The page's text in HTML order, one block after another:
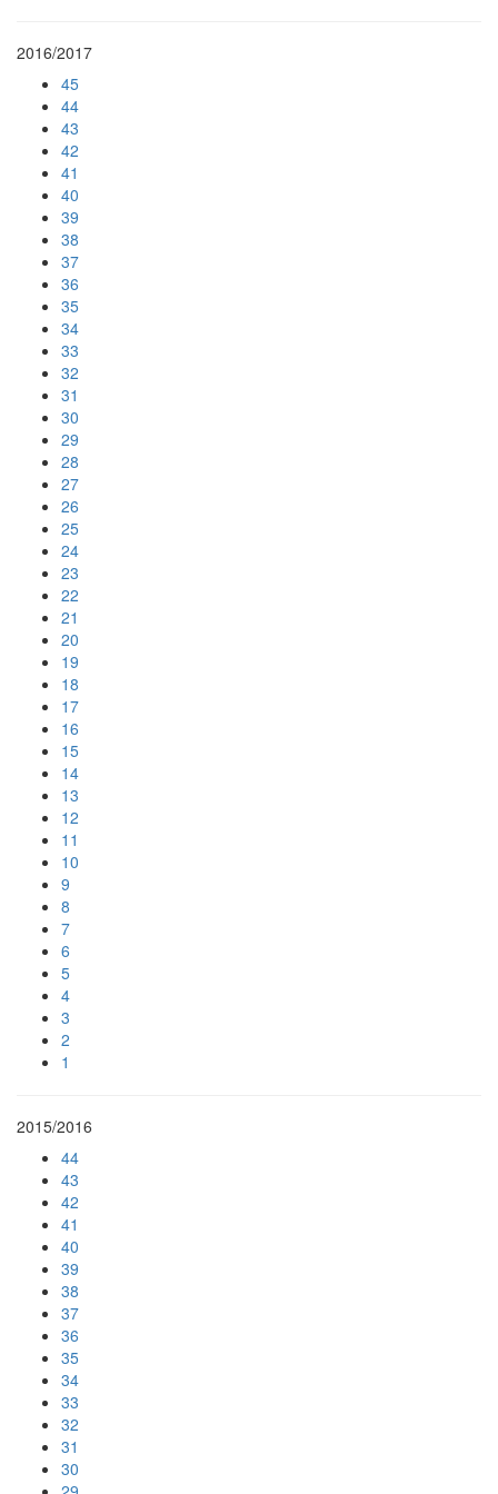
2016/2017
45
44
43
42
41
40
39
38
37
36
35
34
33
32
31
30
29
28
27
26
25
24
23
22
21
20
19
18
17
16
15
14
13
12
11
10
9
8
7
6
5
4
3
2
1
2015/2016
44
43
42
41
40
39
38
37
36
35
34
33
32
31
30